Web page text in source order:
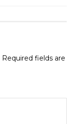
Required fields are